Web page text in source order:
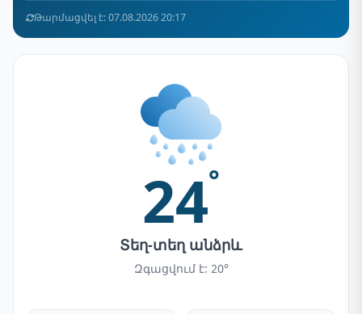
Թարմացվել է: 07.08.2026 20:17
24°
Տեղ-տեղ անձրև
Զգացվում է: 20°